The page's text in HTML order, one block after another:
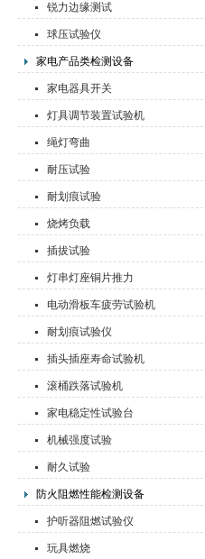
锐力边缘测试
球压试验仪
家电产品类检测设备
家电器具开关
灯具调节装置试验机
绳灯弯曲
耐压试验
耐划痕试验
烧烤负载
插拔试验
灯串灯座铜片推力
电动滑板车疲劳试验机
耐划痕试验仪
插头插座寿命试验机
滚桶跌落试验机
家电稳定性试验台
机械强度试验
耐久试验
防火阻燃性能检测设备
护听器阻燃试验仪
玩具燃烧